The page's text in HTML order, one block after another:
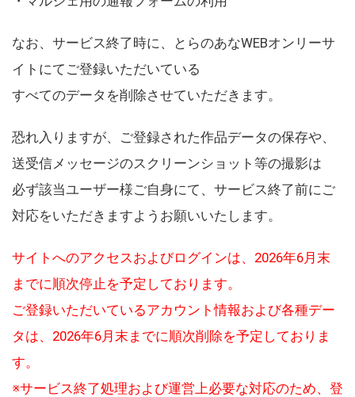
なお、サービス終了時に、とらのあなWEBオンリーサ
イトにてご登録いただいている
すべてのデータを削除させていただきます。
恐れ入りますが、ご登録された作品データの保存や、
送受信メッセージのスクリーンショット等の撮影は
必ず該当ユーザー様ご自身にて、サービス終了前にご
対応をいただきますようお願いいたします。
サイトへのアクセスおよびログインは、2026年6月末
までに順次停止を予定しております。
ご登録いただいているアカウント情報および各種デー
タは、2026年6月末までに順次削除を予定しておりま
す。
※サービス終了処理および運営上必要な対応のため、登